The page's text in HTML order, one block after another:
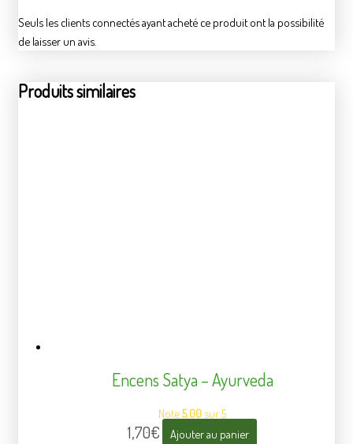
Seuls les clients connectés ayant acheté ce produit ont la possibilité
de laisser un avis.
Produits similaires
Encens Satya – Ayurveda
Note5.00 sur 5
1,70€ Ajouter au panier